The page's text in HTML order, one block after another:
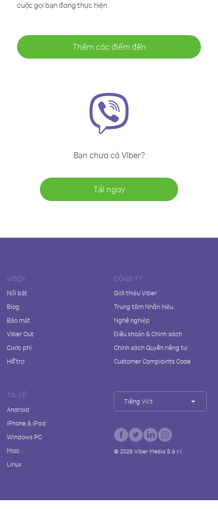
cuộc gọi bạn đang thực hiện
Thêm các điểm đến
Bạn chưa có Viber?
Tải ngay
VIBER
Nổi bật
Blog
Bảo mật
Viber Out
Cước phí
Hỗ trợ
CÔNG TY
Giới thiệu Viber
Trung tâm Nhãn hiệu
Nghề nghiệp
Điều khoản & Chính sách
Chính sách Quyền riêng tư
Customer Complaints Code
TẢI VỀ
Android
iPhone & iPad
Windows PC
Mac
Linux
Tiếng Việt
© 2026Viber Media S.à r.l.